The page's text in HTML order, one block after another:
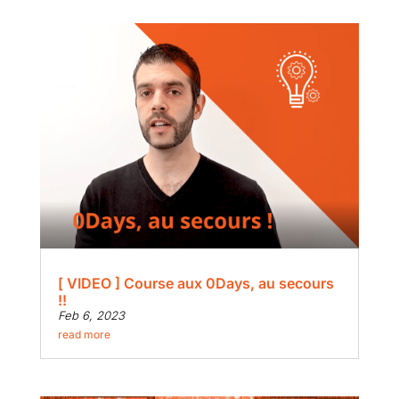
[ VIDEO ] Course aux 0Days, au secours
!!
Feb 6, 2023
read more